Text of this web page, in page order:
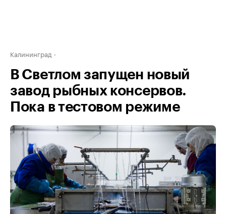
Калининград
В Светлом запущен новый
завод рыбных консервов.
Пока в тестовом режиме